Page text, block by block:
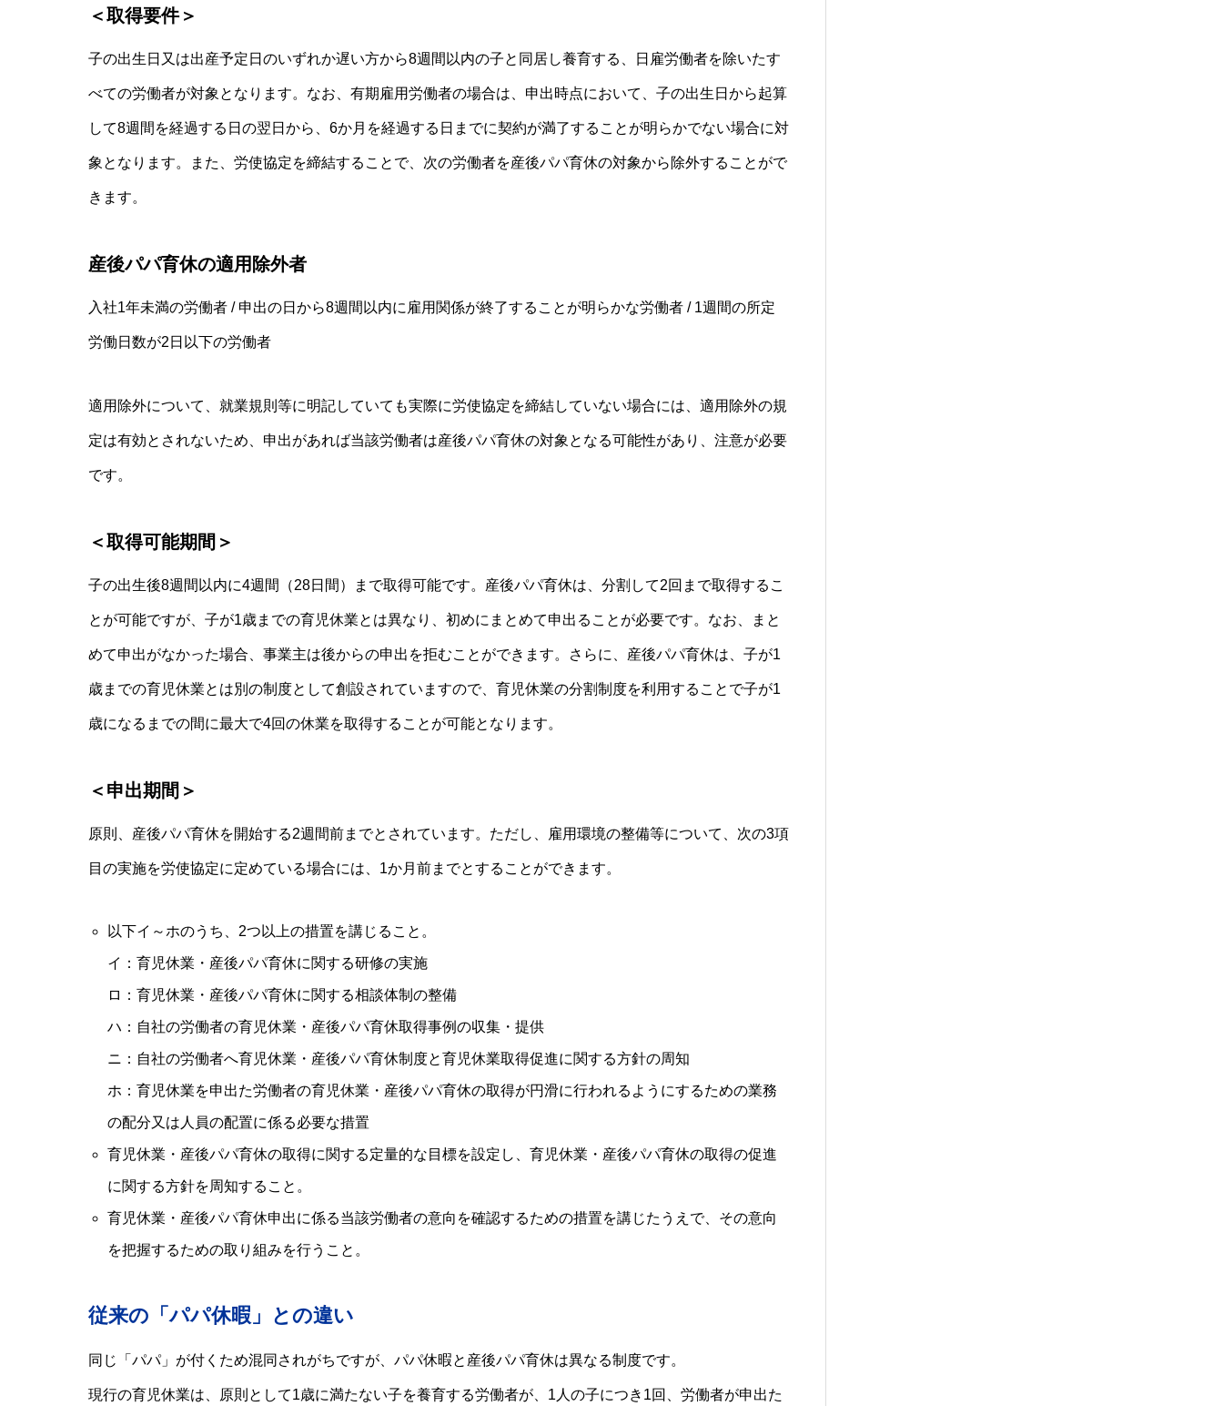
＜取得要件＞
子の出生日又は出産予定日のいずれか遅い方から8週間以内の子と同居し養育する、日雇労働者を除いたす
べての労働者が対象となります。なお、有期雇用労働者の場合は、申出時点において、子の出生日から起算
して8週間を経過する日の翌日から、6か月を経過する日までに契約が満了することが明らかでない場合に対
象となります。また、労使協定を締結することで、次の労働者を産後パパ育休の対象から除外することがで
きます。
産後パパ育休の適用除外者
入社1年未満の労働者 / 申出の日から8週間以内に雇用関係が終了することが明らかな労働者 / 1週間の所定
労働日数が2日以下の労働者
適用除外について、就業規則等に明記していても実際に労使協定を締結していない場合には、適用除外の規
定は有効とされないため、申出があれば当該労働者は産後パパ育休の対象となる可能性があり、注意が必要
です。
＜取得可能期間＞
子の出生後8週間以内に4週間（28日間）まで取得可能です。産後パパ育休は、分割して2回まで取得するこ
とが可能ですが、子が1歳までの育児休業とは異なり、初めにまとめて申出ることが必要です。なお、まと
めて申出がなかった場合、事業主は後からの申出を拒むことができます。さらに、産後パパ育休は、子が1
歳までの育児休業とは別の制度として創設されていますので、育児休業の分割制度を利用することで子が1
歳になるまでの間に最大で4回の休業を取得することが可能となります。
＜申出期間＞
原則、産後パパ育休を開始する2週間前までとされています。ただし、雇用環境の整備等について、次の3項
目の実施を労使協定に定めている場合には、1か月前までとすることができます。
以下イ～ホのうち、2つ以上の措置を講じること。
イ：育児休業・産後パパ育休に関する研修の実施
ロ：育児休業・産後パパ育休に関する相談体制の整備
ハ：自社の労働者の育児休業・産後パパ育休取得事例の収集・提供
ニ：自社の労働者へ育児休業・産後パパ育休制度と育児休業取得促進に関する方針の周知
ホ：育児休業を申出た労働者の育児休業・産後パパ育休の取得が円滑に行われるようにするための業務
の配分又は人員の配置に係る必要な措置
育児休業・産後パパ育休の取得に関する定量的な目標を設定し、育児休業・産後パパ育休の取得の促進
に関する方針を周知すること。
育児休業・産後パパ育休申出に係る当該労働者の意向を確認するための措置を講じたうえで、その意向
を把握するための取り組みを行うこと。
従来の「パパ休暇」との違い
同じ「パパ」が付くため混同されがちですが、パパ休暇と産後パパ育休は異なる制度です。
現行の育児休業は、原則として1歳に満たない子を養育する労働者が、1人の子につき1回、労働者が申出た